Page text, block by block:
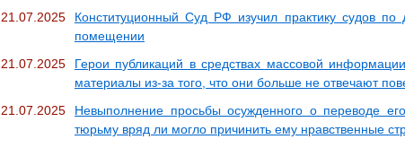
21.07.2025
Конституционный Суд РФ изучил практику судов
помещении
21.07.2025
Герои публикаций в средствах массовой
материалы из-за того, что они больше не отвечают
21.07.2025
Невыполнение просьбы осужденного о переводе
тюрьму вряд ли могло причинить ему нравственные